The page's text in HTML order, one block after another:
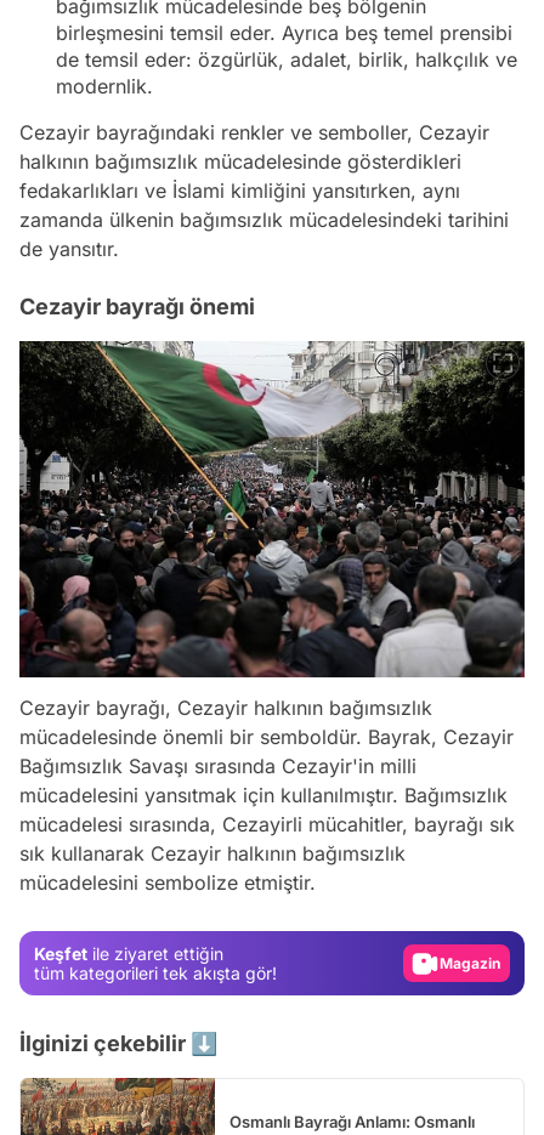
bağımsızlık mücadelesinde beş bölgenin
birleşmesini temsil eder. Ayrıca beş temel prensibi
de temsil eder: özgürlük, adalet, birlik, halkçılık ve
modernlik.
Cezayir bayrağındaki renkler ve semboller, Cezayir
halkının bağımsızlık mücadelesinde gösterdikleri
fedakarlıkları ve İslami kimliğini yansıtırken, aynı
zamanda ülkenin bağımsızlık mücadelesindeki tarihini
de yansıtır.
Cezayir bayrağı önemi
Cezayir bayrağı, Cezayir halkının bağımsızlık
mücadelesinde önemli bir semboldür. Bayrak, Cezayir
Bağımsızlık Savaşı sırasında Cezayir'in milli
mücadelesini yansıtmak için kullanılmıştır. Bağımsızlık
mücadelesi sırasında, Cezayirli mücahitler, bayrağı sık
sık kullanarak Cezayir halkının bağımsızlık
mücadelesini sembolize etmiştir.
Keşfet ile ziyaret ettiğin
tüm kategorileri tek akışta gör!
Magazin
İlginizi çekebilir ⬇️
Osmanlı Bayrağı Anlamı: Osmanlı